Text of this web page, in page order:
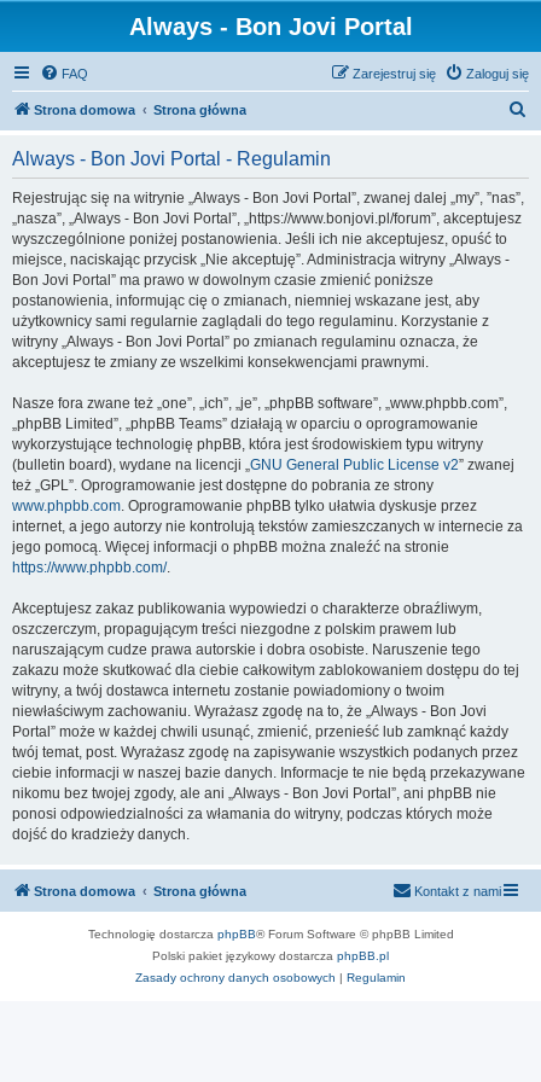
Always - Bon Jovi Portal
FAQ Zaloguj się
Zarejestruj się
Strona domowa Strona główna
Always - Bon Jovi Portal - Regulamin
Rejestrując się na witrynie „Always - Bon Jovi Portal”, zwanej dalej „my”, ”nas”,
„nasza”, „Always - Bon Jovi Portal”, „https://www.bonjovi.pl/forum”, akceptujesz
wyszczególnione poniżej postanowienia. Jeśli ich nie akceptujesz, opuść to
miejsce, naciskając przycisk „Nie akceptuję”. Administracja witryny „Always -
Bon Jovi Portal” ma prawo w dowolnym czasie zmienić poniższe
postanowienia, informując cię o zmianach, niemniej wskazane jest, aby
użytkownicy sami regularnie zaglądali do tego regulaminu. Korzystanie z
witryny „Always - Bon Jovi Portal” po zmianach regulaminu oznacza, że
akceptujesz te zmiany ze wszelkimi konsekwencjami prawnymi.
Nasze fora zwane też „one”, „ich”, „je”, „phpBB software”, „www.phpbb.com”,
„phpBB Limited”, „phpBB Teams” działają w oparciu o oprogramowanie
wykorzystujące technologię phpBB, która jest środowiskiem typu witryny
(bulletin board), wydane na licencji „GNU General Public License v2” zwanej
też „GPL”. Oprogramowanie jest dostępne do pobrania ze strony
www.phpbb.com. Oprogramowanie phpBB tylko ułatwia dyskusje przez
internet, a jego autorzy nie kontrolują tekstów zamieszczanych w internecie za
jego pomocą. Więcej informacji o phpBB można znaleźć na stronie
https://www.phpbb.com/.
Akceptujesz zakaz publikowania wypowiedzi o charakterze obraźliwym,
oszczerczym, propagującym treści niezgodne z polskim prawem lub
naruszającym cudze prawa autorskie i dobra osobiste. Naruszenie tego
zakazu może skutkować dla ciebie całkowitym zablokowaniem dostępu do tej
witryny, a twój dostawca internetu zostanie powiadomiony o twoim
niewłaściwym zachowaniu. Wyrażasz zgodę na to, że „Always - Bon Jovi
Portal” może w każdej chwili usunąć, zmienić, przenieść lub zamknąć każdy
twój temat, post. Wyrażasz zgodę na zapisywanie wszystkich podanych przez
ciebie informacji w naszej bazie danych. Informacje te nie będą przekazywane
nikomu bez twojej zgody, ale ani „Always - Bon Jovi Portal”, ani phpBB nie
ponosi odpowiedzialności za włamania do witryny, podczas których może
dojść do kradzieży danych.
Strona domowa Strona główna Kontakt z nami
Technologię dostarcza phpBB® Forum Software © phpBB Limited
Polski pakiet językowy dostarcza phpBB.pl
Zasady ochrony danych osobowych | Regulamin